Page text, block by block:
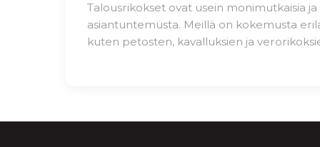
Talousrikokset ovat usein monimutkaisia ja
asiantuntemusta. Meillä on kokemusta
kuten petosten, kavalluksien ja